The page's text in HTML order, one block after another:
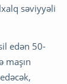
səviyyəli
edən 50-
maşın